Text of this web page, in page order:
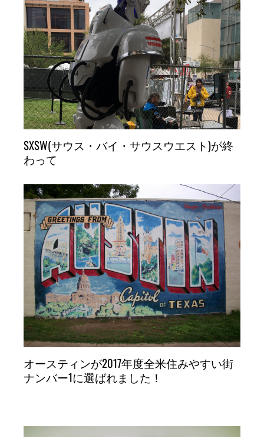
SXSW(サウス・バイ・サウスウエスト)が終
わって
オースティンが2017年度全米住みやすい街
ナンバー1に選ばれました！